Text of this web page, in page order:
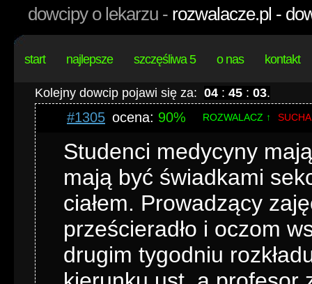
dowcipy o lekarzu - rozwalacze.pl -
start najlepsze szczęśliwa 5 o nas kontakt
Kolejny dowcip pojawi się za: 04 : 45 : 02.
#1305 ocena: 90% ROZWALACZ ↑
Studenci medycyny
mają być świadkami
ciałem. Prowadzący
prześcieradło i oczom
drugim tygodniu